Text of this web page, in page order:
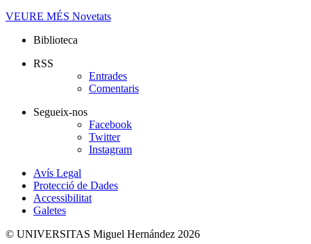
VEURE MÉS Novetats
Biblioteca
RSS
Entrades
Comentaris
Segueix-nos
Facebook
Twitter
Instagram
Avís Legal
Protecció de Dades
Accessibilitat
Galetes
© UNIVERSITAS Miguel Hernández 2026